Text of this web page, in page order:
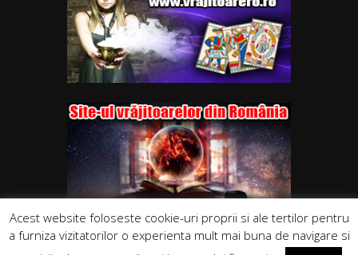
Acest website foloseste cookie-uri proprii si ale tertilor pentru
a furniza vizitatorilor o experienta mult mai buna de navigare si